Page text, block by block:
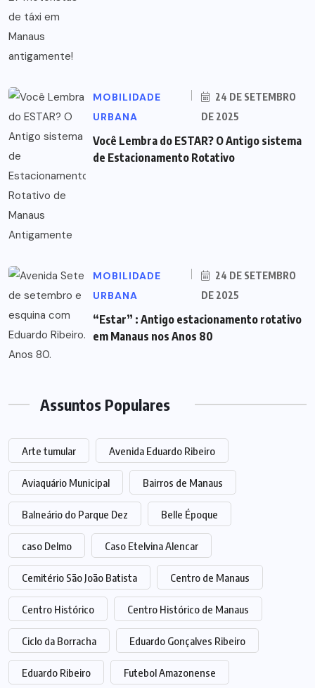
MOBILIDADE
URBANA
24 DE SETEMBRO
DE 2025
Você Lembra do ESTAR? O Antigo sistema
de Estacionamento Rotativo
MOBILIDADE
URBANA
24 DE SETEMBRO
DE 2025
“Estar” : Antigo estacionamento rotativo
em Manaus nos Anos 80
Assuntos Populares
Arte tumular Avenida Eduardo Ribeiro
Aviaquário Municipal Bairros de Manaus
Balneário do Parque Dez Belle Époque
caso Delmo Caso Etelvina Alencar
Cemitério São João Batista Centro de Manaus
Centro Histórico Centro Histórico de Manaus
Ciclo da Borracha Eduardo Gonçalves Ribeiro
Eduardo Ribeiro Futebol Amazonense